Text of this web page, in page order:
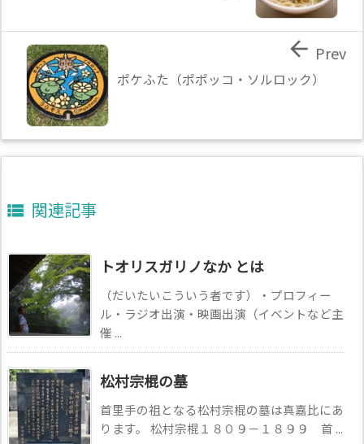
ポケふた（ポポッコ・ソルロック）
 Prev
 関連記事
トオリスガリノなか とは
（だいたいこういう者です）・プロフィー
ル・ラジオ出演・映画出演（イベントなど主
催 ...
松村宗棍の墓
首里手の祖となる松村宗棍の墓は真嘉比にあ
ります。 松村宗棍１８０９－１８９９ 首 ...